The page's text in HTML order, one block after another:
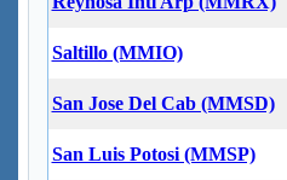
Saltillo (MMIO)
San Jose Del Cab (MMSD)
San Luis Potosi (MMSP)